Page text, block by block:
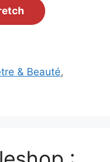
& Beauté,